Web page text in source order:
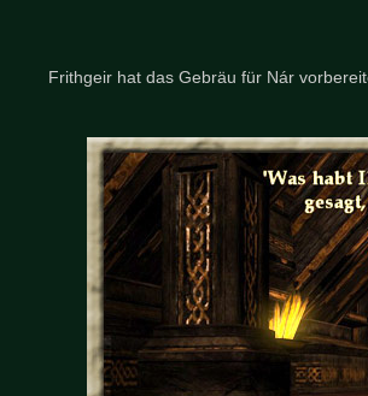
Frithgeir hat das Gebräu für Nár